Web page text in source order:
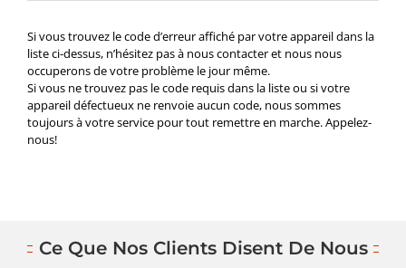
Si vous trouvez le code d’erreur affiché par votre appareil dans la
liste ci-dessus, n’hésitez pas à nous contacter et nous nous
occuperons de votre problème le jour même.
Si vous ne trouvez pas le code requis dans la liste ou si votre
appareil défectueux ne renvoie aucun code, nous sommes
toujours à votre service pour tout remettre en marche. Appelez-
nous!
Ce Que Nos Clients Disent De Nous